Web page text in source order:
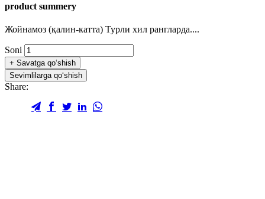
product summery
Жойнамоз (қалин-катта) Турли хил рангларда....
Soni
+ Savatga qo‘shish
Sevimlilarga qo‘shish
Share: